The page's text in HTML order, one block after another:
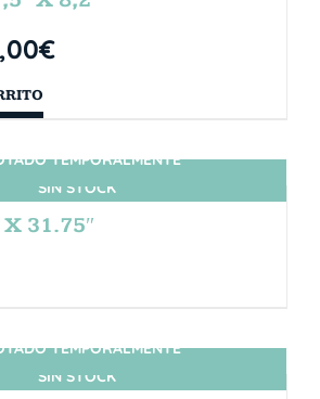
€
SIN STOCK
TEMPORALMENTE
X 31.75″
SIN STOCK
TEMPORALMENTE